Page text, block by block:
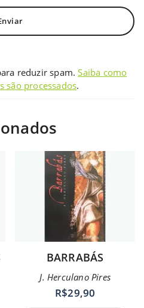
reduzir spam.Saiba como
são processados.
BARRABÁS
J. Herculano Pires
R$29,90